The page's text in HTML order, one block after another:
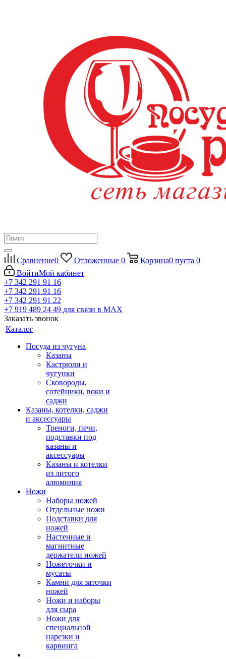
Сравнение0 Отложенные 0 Корзина0 пуста 0
ВойтиМой кабинет
+7 342 291 91 16
+7 342 291 91 16
+7 342 291 91 22
+7 919 489 24 49 для связи в МАХ
Заказать звонок
Каталог
Посуда из чугуна
Казаны
Кастрюли и
чугунки
Сковороды,
сотейники, воки и
саджи
Казаны, котелки, саджи
и аксессуары
Треноги, печи,
подставки под
казаны и
аксессуары
Казаны и котелки
из литого
алюминия
Ножи
Наборы ножей
Отдельные ножи
Подставки для
ножей
Настенные и
магнитные
держатели ножей
Ножеточки и
мусаты
Камни для заточки
ножей
Ножи и наборы
для сыра
Ножи для
специальной
нарезки и
карвинга